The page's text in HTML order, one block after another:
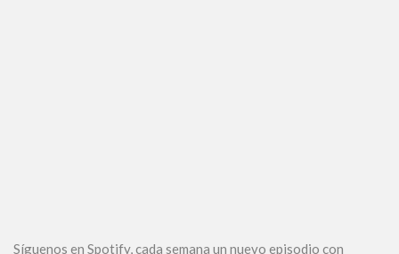
Síguenos en Spotify, cada semana un nuevo episodio con